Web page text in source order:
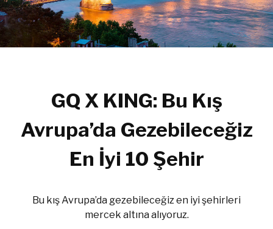
GQ X KING: Bu Kış
Avrupa’da Gezebileceğiz
En İyi 10 Şehir
Bu kış Avrupa’da gezebileceğiz en iyi şehirleri
mercek altına alıyoruz.